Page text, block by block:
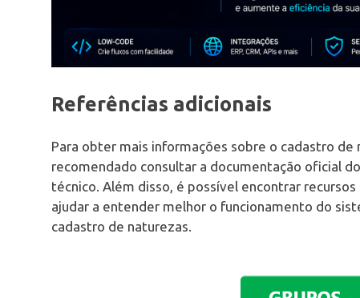
Referências adicionais
Para obter mais informações sobre o cadastro
recomendado consultar a documentação oficial
técnico. Além disso, é possível encontrar
ajudar a entender melhor o funcionamento do
cadastro de naturezas.